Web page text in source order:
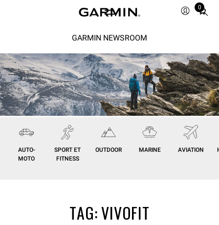
0
Total
0
GARMIN NEWSROOM
AUTO-
MOTO
SPORT ET
FITNESS
OUTDOOR MARINE AVIATION
TAG:VIVOFIT